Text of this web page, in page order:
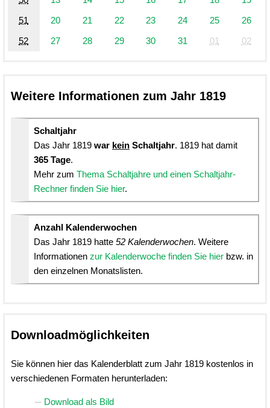
51
20 21 22 23 24 25
26
52
27 28 29 30 31 01 02
Weitere Informationen zum Jahr 1819
Schaltjahr
Das Jahr 1819 war kein Schaltjahr. 1819 hat damit
365 Tage.
Mehr zum Thema Schaltjahre und einen Schaltjahr-
Rechner finden Sie hier.
Anzahl Kalenderwochen
Das Jahr 1819 hatte 52 Kalenderwochen. Weitere
Informationen zur Kalenderwoche finden Sie hier bzw. in
den einzelnen Monatslisten.
Downloadmöglichkeiten
Sie können hier das Kalenderblatt zum Jahr 1819 kostenlos in
verschiedenen Formaten herunterladen:
Download als Bild